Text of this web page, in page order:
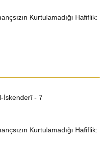
Kurtulamadığı Hafiflik:
İskenderî - 7
Kurtulamadığı Hafiflik: